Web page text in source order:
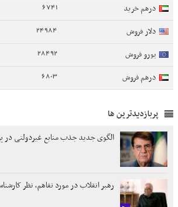
درهم خرید 6741
دلار فروش 24984
یورو فروش 28492
درهم فروش 6803
پربازدیدترین ها
الگوی جدید جذب منابع غیردولتی در
رهبر انقلاب در مورد تفاهم، نظر